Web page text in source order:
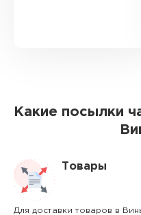
Какие посылки
Товары
Для доставки товаров в